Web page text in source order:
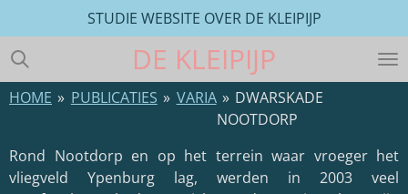
direct
naar
de
hoofdinhoud
DE KLEIPIJP
STUDIE WEBSITE OVER DE KLEIPIJP
HOME » PUBLICATIES » VARIA » DWARSKADE
NOOTDORP
Rond Nootdorp en op het terrein waar vroeger het
vliegveld Ypenburg lag, werden in 2003 veel